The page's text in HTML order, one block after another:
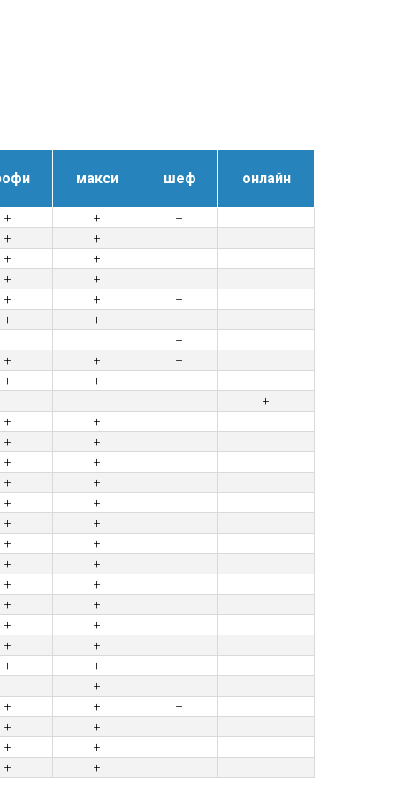
макси шеф онлайн
+ +
+
+
+
+
+
+
+
+ +
+
+ +
+
+
+ +
+
+ +
+
+
+
+
+
+
+
+
+
+
+
+
+
+
+
+
+
+
+
+
+
+
+
+
+
+
+
+
+
+ +
+
+
+
+
+
+ +